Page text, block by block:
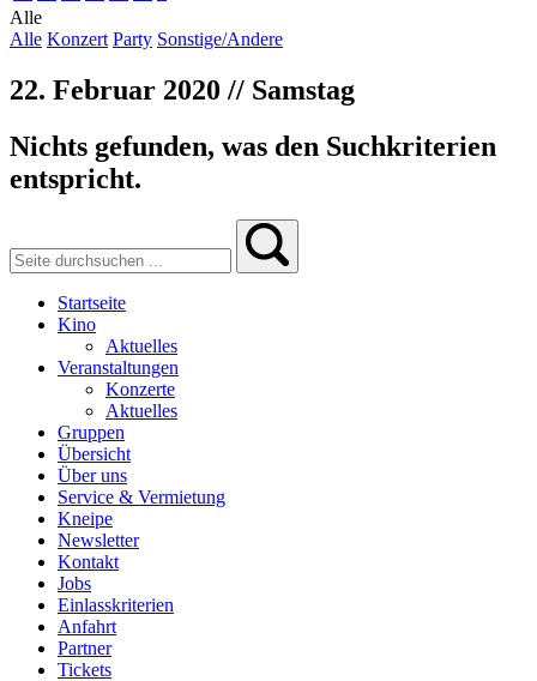
Alle
Alle Konzert Party Sonstige/Andere
22. Februar 2020 // Samstag
Nichts gefunden, was den Suchkriterien
entspricht.
Startseite
Kino
Aktuelles
Veranstaltungen
Konzerte
Aktuelles
Gruppen
Übersicht
Über uns
Service & Vermietung
Kneipe
Newsletter
Kontakt
Jobs
Einlasskriterien
Anfahrt
Partner
Tickets